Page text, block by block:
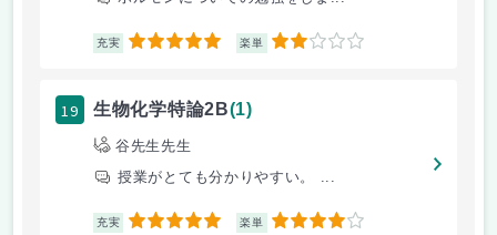
充実 5 楽単 2
19 生物化学特論2B(1)
谷先生先生
授業がとても分かりやすい。 ...
充実 5 楽単 4